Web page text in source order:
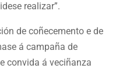
realizar”.
de coñecemento e de
á campaña de
convida á veciñanza